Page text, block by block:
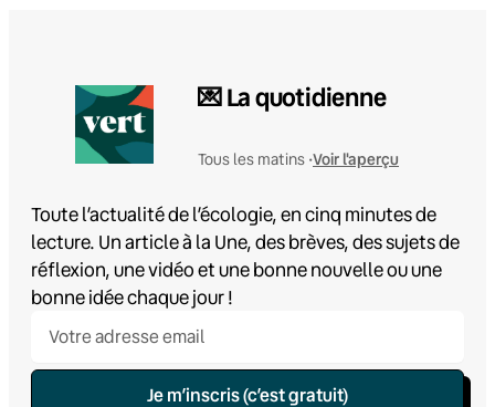
💌 La quotidienne
Tous les matins •Voir l'aperçu
Toute l’actualité de l’écologie, en cinq minutes de
lecture. Un article à la Une, des brèves, des sujets de
réflexion, une vidéo et une bonne nouvelle ou une
bonne idée chaque jour !
Je m’inscris (c’est gratuit)